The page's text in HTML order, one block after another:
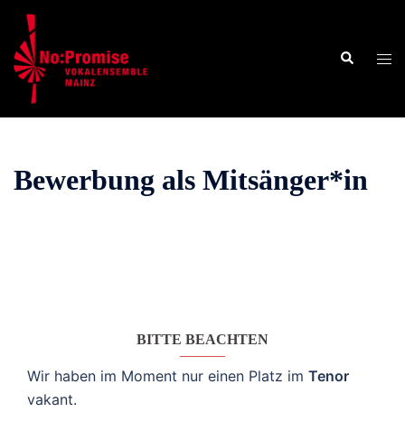
Zum
Inhalt
springen
Suche
Bewerbung als Mitsänger*in
BITTE BEACHTEN
Wir haben im Moment nur einen Platz im Tenor
vakant.